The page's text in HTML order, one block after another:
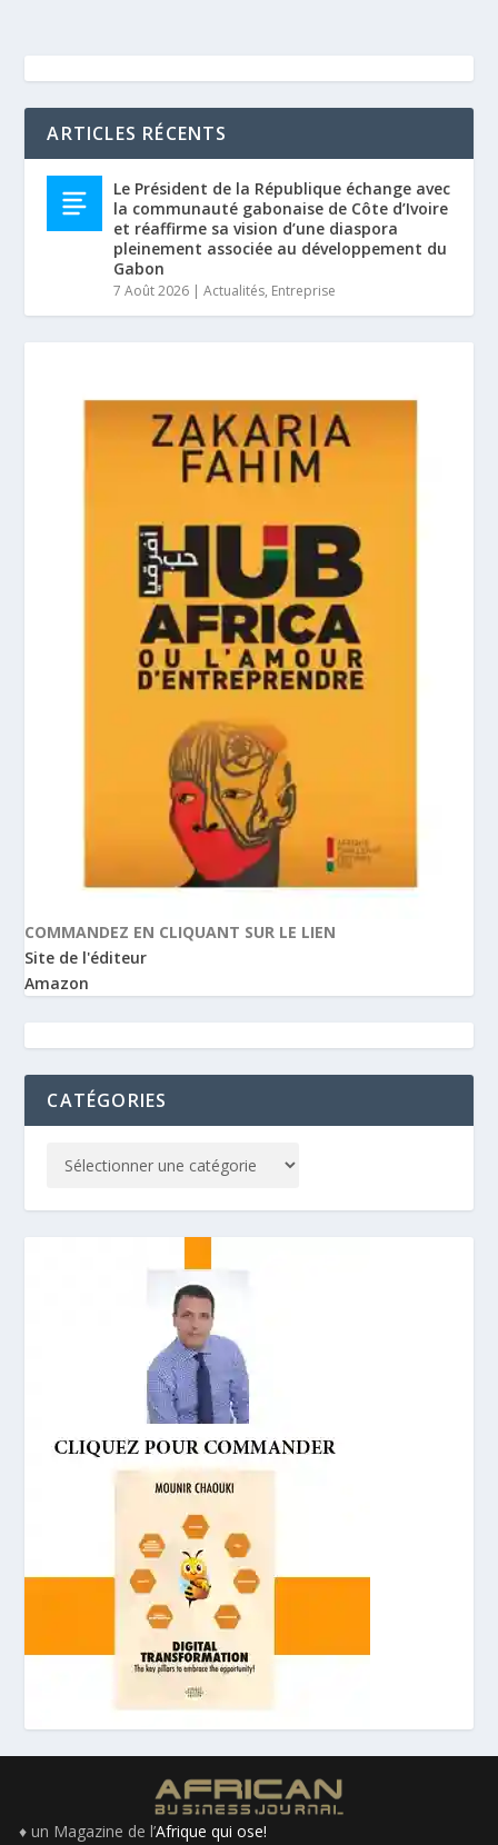
ARTICLES RÉCENTS
Le Président de la République échange avec
la communauté gabonaise de Côte d’Ivoire
et réaffirme sa vision d’une diaspora
pleinement associée au développement du
Gabon
7 Août 2026 |Actualités, Entreprise
COMMANDEZ EN CLIQUANT SUR LE LIEN
Site de l'éditeur
Amazon
CATÉGORIES
♦ un Magazine de l’Afrique qui ose!